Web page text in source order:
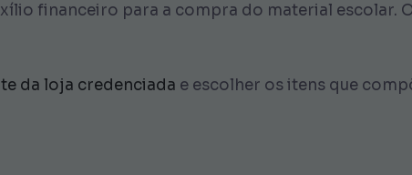
financeiro para a compra do material escolar.
da loja credenciada e escolher os itens que